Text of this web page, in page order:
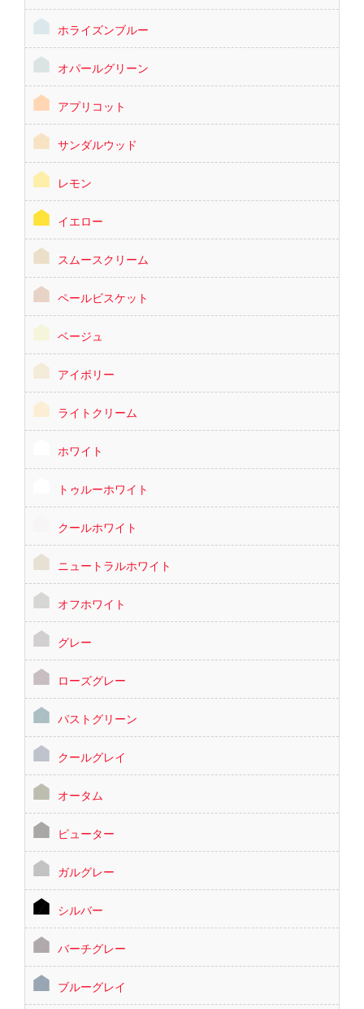
ホライズンブルー
オパールグリーン
アプリコット
サンダルウッド
レモン
イエロー
スムースクリーム
ペールビスケット
ベージュ
アイボリー
ライトクリーム
ホワイト
トゥルーホワイト
クールホワイト
ニュートラルホワイト
オフホワイト
グレー
ローズグレー
パストグリーン
クールグレイ
オータム
ピューター
ガルグレー
シルバー
バーチグレー
ブルーグレイ